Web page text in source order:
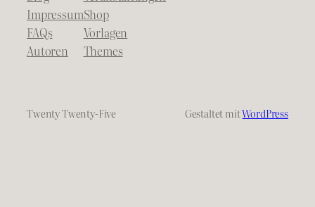
Impressum
FAQs
Autoren
Shop
Vorlagen
Themes
Twenty Twenty-Five Gestaltet mitWordPress